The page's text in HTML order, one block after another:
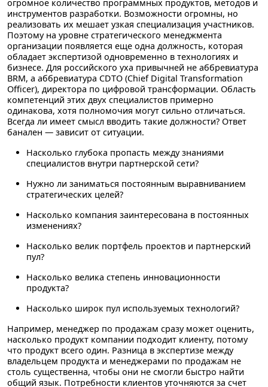
огромное количество программных продуктов, методов и
инструментов разработки. Возможности огромны, но
реализовать их мешает узкая специализация участников.
Поэтому на уровне стратегического менеджмента
организации появляется еще одна должность, которая
обладает экспертизой одновременно в технологиях и
бизнесе. Для российского уха привычней не аббревиатура
BRM, а аббревиатура CDTO (Chief Digital Transformation
Officer), директора по цифровой трансформации. Область
компетенций этих двух специалистов примерно
одинакова, хотя полномочия могут сильно отличаться.
Всегда ли имеет смысл вводить такие должности? Ответ
банален — зависит от ситуации.
Насколько глубока пропасть между знаниями
специалистов внутри партнерской сети?
Нужно ли заниматься постоянным выравниванием
стратегических целей?
Насколько компания заинтересована в постоянных
изменениях?
Насколько велик портфель проектов и партнерский
пул?
Насколько велика степень инновационности
продукта?
Насколько широк пул используемых технологий?
Например, менеджер по продажам сразу может оценить,
насколько продукт компании подходит клиенту, потому
что продукт всего один. Разница в экспертизе между
владельцем продукта и менеджерами по продажам не
столь существенна, чтобы они не смогли быстро найти
общий язык. Потребности клиентов уточняются за счет